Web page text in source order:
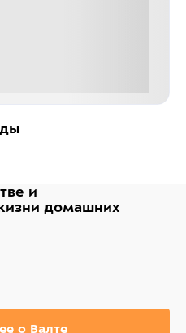
и
домашних
о Валте